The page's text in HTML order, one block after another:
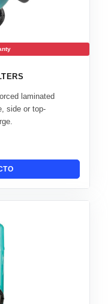
laminated
side or top-